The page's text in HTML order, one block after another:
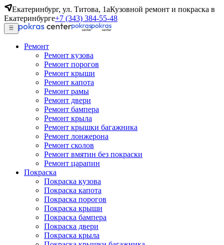
Екатеринбург, ул. Титова, 1аКузовной ремонт и покраска в
Екатеринбурге+7 (343) 384-55-48
Ремонт
Ремонт кузова
Ремонт порогов
Ремонт крыши
Ремонт капота
Ремонт рамы
Ремонт двери
Ремонт бампера
Ремонт крыла
Ремонт крышки багажника
Ремонт лонжерона
Ремонт сколов
Ремонт вмятин без покраски
Ремонт царапин
Покраска
Покраска кузова
Покраска капота
Покраска порогов
Покраска крыши
Покраска бампера
Покраска двери
Покраска крыла